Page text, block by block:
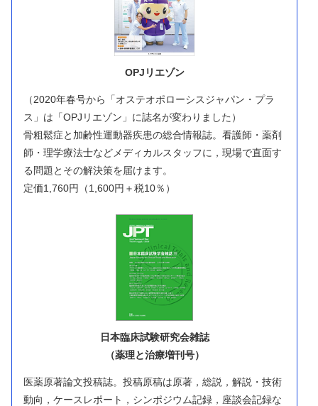
OPJリエゾン
（2020年春号から「オステオポローシスジャパン・プラ
ス」は「OPJリエゾン」に誌名が変わりました）
骨粗鬆症と加齢性運動器疾患の総合情報誌。看護師・薬剤
師・理学療法士などメディカルスタッフに，現場で直面す
る問題とその解決策を届けます。
定価1,760円（1,600円＋税10％）
日本臨床試験研究会雑誌
（薬理と治療増刊号）
医薬原著論文投稿誌。投稿原稿は原著，総説，解説・技術
動向，ケースレポート，シンポジウム記録，座談会記録な